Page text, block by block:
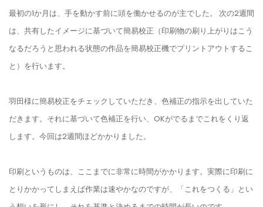
最初の1か月は、手を動かす前に頭を働かせるのが主でした。 次の2週間
は、共有したイメージに基づいて簡易校正（印刷物の刷り上がりはこう
なるだろうと思われる状態の作品を簡易校正機でプリントアウトするこ
と）を行います。
羽田様に簡易校正をチェックしていただき、色補正の指示を出していた
だきます。それに基づいて色補正を行い、OKがでるまでこれをくり返
します。今回は2週間ほどかかりました。
印刷というものは、ここまでに非常に時間がかかります。実際に印刷に
とりかかってしまえば作業は速やかなのですが、「これをつくる」とい